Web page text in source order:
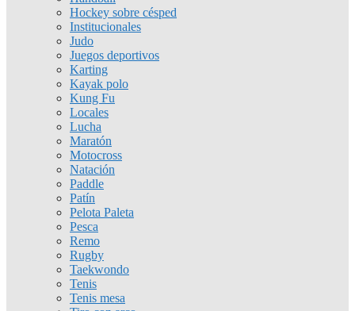
Hockey sobre césped
Institucionales
Judo
Juegos deportivos
Karting
Kayak polo
Kung Fu
Locales
Lucha
Maratón
Motocross
Natación
Paddle
Patín
Pelota Paleta
Pesca
Remo
Rugby
Taekwondo
Tenis
Tenis mesa